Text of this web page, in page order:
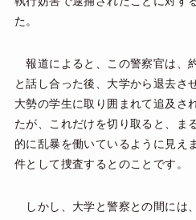
た。
報道によると、この警察官は、
と話し合った後、大学から退去さ
大勢の学生に取り囲まれて追及さ
たが、これだけを切り取ると、ま
的に乱暴を働いているように見え
件として捜査するとのことです。
しかし、大学と警察との間には